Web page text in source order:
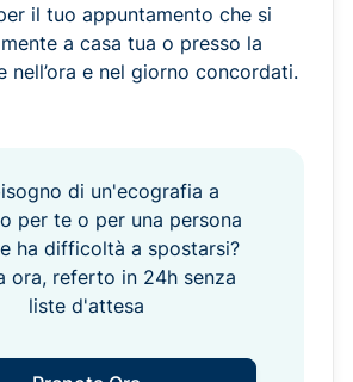
il tuo appuntamento che si
a casa tua o presso la
nell’ora e nel giorno concordati.
di un'ecografia a
per te o per una persona
ha difficoltà a spostarsi?
ora, referto in 24h senza
liste d'attesa